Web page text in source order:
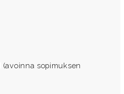
(avoinna sopimuksen